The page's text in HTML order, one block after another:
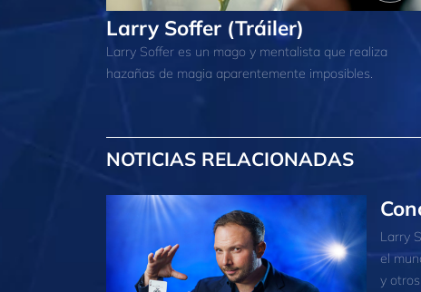
Larry Soffer (Tráiler)
Larry Soffer es un mago y mentalista que realiza
hazañas de magia aparentemente imposibles.
NOTICIAS RELACIONADAS
Larry
el
y